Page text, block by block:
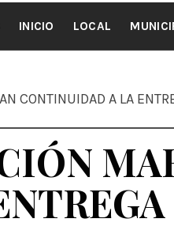
INICIO LOCAL
CONTINUIDAD A LA